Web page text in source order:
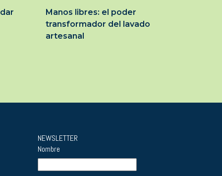
Manos libres: el poder
transformador del lavado
artesanal
NEWSLETTER
Nombre